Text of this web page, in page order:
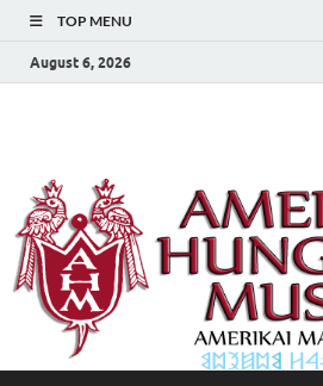
TOP MENU
August 6, 2026
Amerikai
Múzeum